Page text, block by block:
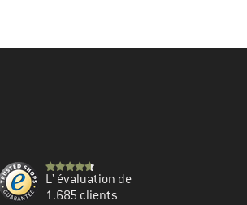
L' évaluation de
1.685 clients